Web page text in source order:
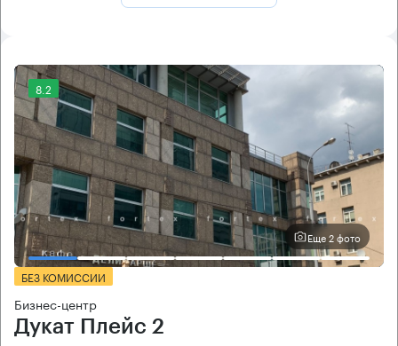
8.2
Еще 2 фото
БЕЗ КОМИССИИ
Бизнес-центр
Дукат Плейс 2